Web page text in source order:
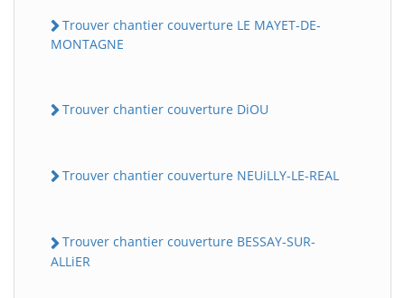
Trouver chantier couverture LE MAYET-DE-
MONTAGNE
Trouver chantier couverture DiOU
Trouver chantier couverture NEUiLLY-LE-REAL
Trouver chantier couverture BESSAY-SUR-
ALLiER